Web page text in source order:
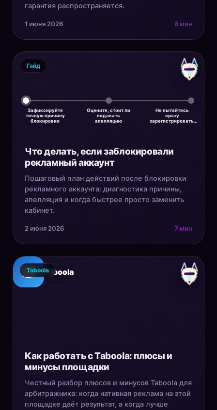
гарантия распространяется.
1 июня 2026 6 мин
Зафиксируйте
точную причину
блокировки
Оцените, стоит ли
подавать
апелляцию
Не пытайтесь
сразу
зарегистрировать…
Гайд
Что делать, если заблокировали
рекламный аккаунт
Пошаговый план действий после блокировки
рекламного аккаунта: диагностика причины,
апелляция и когда быстрее просто заменить
кабинет.
2 июня 2026 7 мин
Taboola
Taboola
Как работать с Taboola: плюсы и
минусы площадки
Честный разбор плюсов и минусов Taboola для
арбитражника: когда нативная реклама на этой
площадке даёт результат, а когда лучше